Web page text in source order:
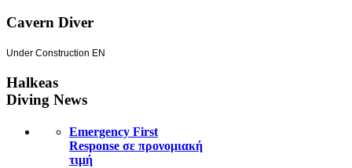
Cavern Diver
Under Construction EN
Halkeas
Diving News
Emergency First
Response σε προνομιακή
τιμή